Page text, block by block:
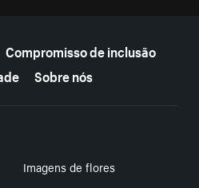
Compromisso de inclusão
Sobre nós
Imagens de flores